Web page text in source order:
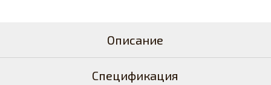
Описание
Спецификация